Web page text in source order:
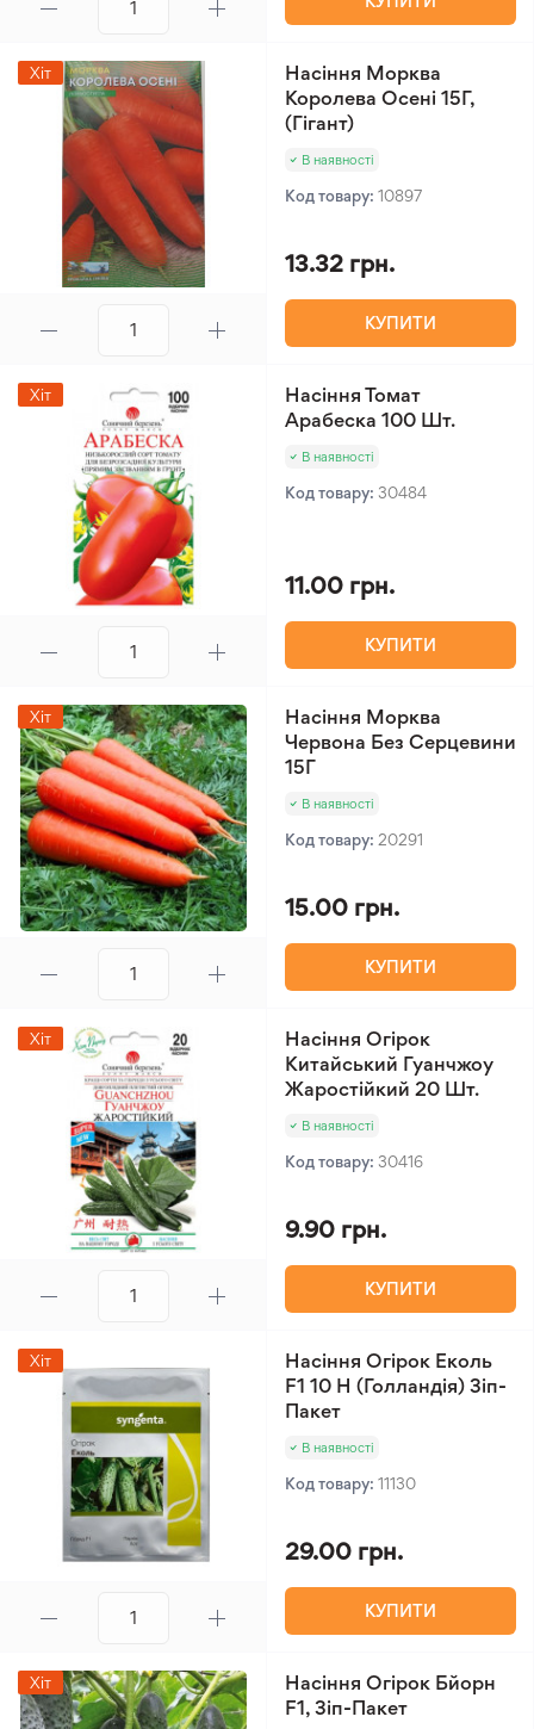
Хіт
Насіння Морква
Королева Осені 15Г,
(Гігант)
В наявності
Код товару: 10897
13.32 грн.
КУПИТИ
Хіт
Насіння Томат
Арабеска 100 Шт.
В наявності
Код товару: 30484
11.00 грн.
КУПИТИ
Хіт
Насіння Морква
Червона Без Серцевини
15Г
В наявності
Код товару: 20291
15.00 грн.
КУПИТИ
Хіт
Насіння Огірок
Китайський Гуанчжоу
Жаростійкий 20 Шт.
В наявності
Код товару: 30416
9.90 грн.
КУПИТИ
Хіт
Насіння Огірок Еколь
F1 10 Н (Голландія) Зіп-
Пакет
В наявності
Код товару: 11130
29.00 грн.
КУПИТИ
Хіт
Насіння Огірок Бйорн
F1, Зіп-Пакет